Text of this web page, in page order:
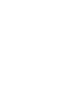
）
量越